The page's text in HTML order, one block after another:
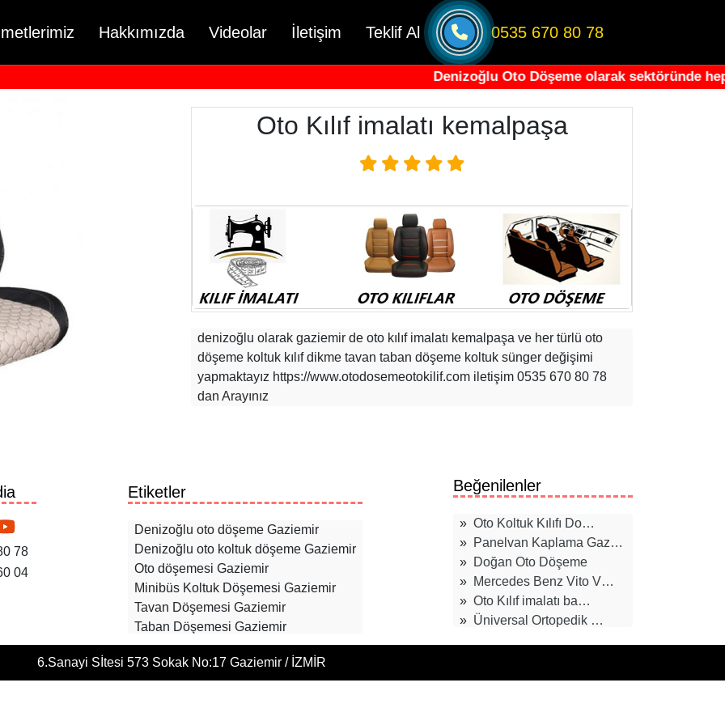
Hakkımızda Videolar İletişim Teklif Al 0535 670 80 78
Denizoğlu Oto Döşeme olarak sektöründe hep
Oto Kılıf imalatı kemalpaşa
denizoğlu olarak gaziemir de oto kılıf imalatı kemalpaşa ve her türlü oto
döşeme koltuk kılıf dikme tavan taban döşeme koltuk sünger değişimi
yapmaktayız https://www.otodosemeotokilif.com iletişim 0535 670 80 78
dan Arayınız
78
04
Etiketler
Denizoğlu oto döşeme Gaziemir
Denizoğlu oto koltuk döşeme Gaziemir
Oto döşemesi Gaziemir
Minibüs Koltuk Döşemesi Gaziemir
Tavan Döşemesi Gaziemir
Taban Döşemesi Gaziemir
oto Koltuk Onarımı Gaziemir
Beğenilenler
» Oto Koltuk Kılıfı Do…
» Panelvan Kaplama Gaz…
» Doğan Oto Döşeme
» Mercedes Benz Vito V…
» Oto Kılıf imalatı ba…
» Üniversal Ortopedik …
»Panelvan Döşeme Perd…
6.Sanayi Sİtesi 573 Sokak No:17 Gaziemir / İZMİR